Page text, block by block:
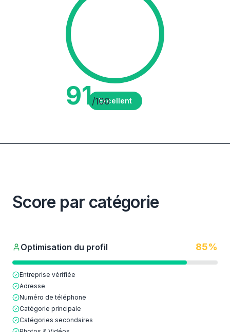
91/100
Excellent
Score par catégorie
Optimisation du profil 85%
Entreprise vérifiée
Adresse
Numéro de téléphone
Catégorie principale
Catégories secondaires